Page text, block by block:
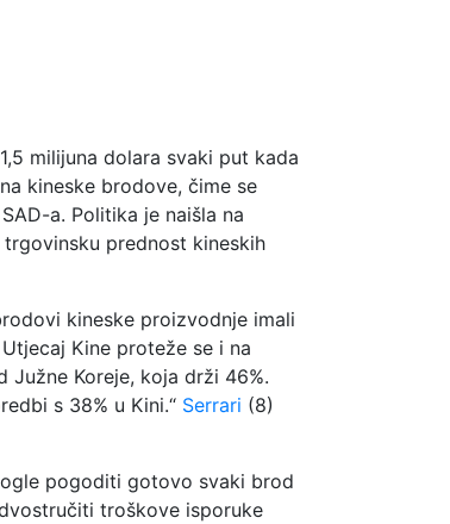
milijuna dolara svaki put kada
kineske brodove, čime se
a. Politika je naišla na
prednost kineskih
kineske proizvodnje imali
Kine proteže se i na
Koreje, koja drži 46%.
s 38% u Kini.“ Serrari (8)
pogoditi gotovo svaki brod
troškove isporuke